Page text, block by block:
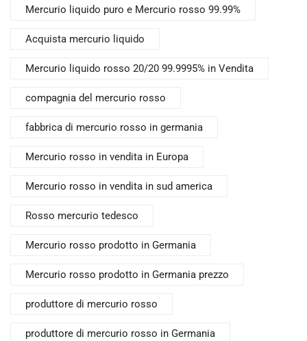
Mercurio liquido puro e Mercurio rosso 99.99%
Acquista mercurio liquido
Mercurio liquido rosso 20/20 99.9995% in Vendita
compagnia del mercurio rosso
fabbrica di mercurio rosso in germania
Mercurio rosso in vendita in Europa
Mercurio rosso in vendita in sud america
Rosso mercurio tedesco
Mercurio rosso prodotto in Germania
Mercurio rosso prodotto in Germania prezzo
produttore di mercurio rosso
produttore di mercurio rosso in Germania